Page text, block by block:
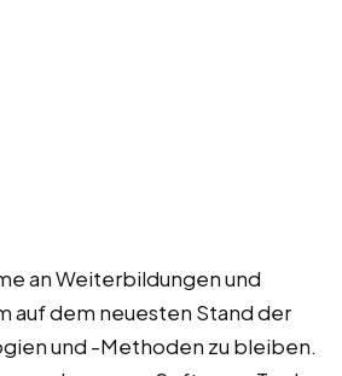
an Weiterbildungen und
auf dem neuesten Stand der
und -Methoden zu bleiben.